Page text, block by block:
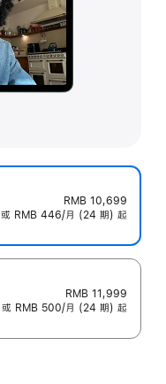
RMB 10,699
或 RMB 446/月 (24 期) 起
RMB 11,999
或 RMB 500/月 (24 期) 起